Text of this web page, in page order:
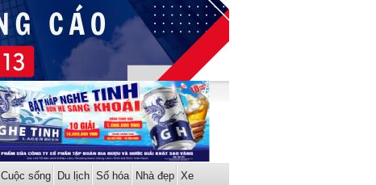
Cuộc sống Du lịch Số hóa Nhà đẹp Xe